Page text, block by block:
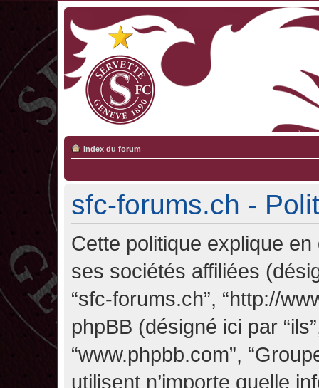
Index du forum
sfc-forums.ch -
Cette politique explique
ses sociétés affiliées
“sfc-forums.ch”, “http://
phpBB (désigné ici par
“www.phpbb.com”,
utilisent n’importe quelle